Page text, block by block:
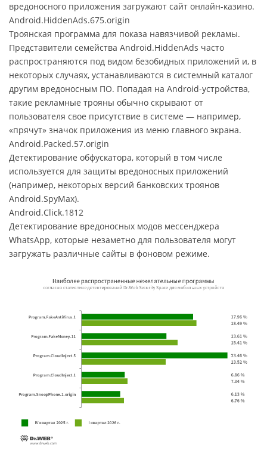
вредоносного приложения загружают сайт онлайн-казино.
Android.HiddenAds.675.origin
Троянская программа для показа навязчивой рекламы.
Представители семейства Android.HiddenAds часто
распространяются под видом безобидных приложений и, в
некоторых случаях, устанавливаются в системный каталог
другим вредоносным ПО. Попадая на Android-устройства,
такие рекламные трояны обычно скрывают от
пользователя свое присутствие в системе — например,
«прячут» значок приложения из меню главного экрана.
Android.Packed.57.origin
Детектирование обфускатора, который в том числе
используется для защиты вредоносных приложений
(например, некоторых версий банковских троянов
Android.SpyMax).
Android.Click.1812
Детектирование вредоносных модов мессенджера
WhatsApp, которые незаметно для пользователя могут
загружать различные сайты в фоновом режиме.